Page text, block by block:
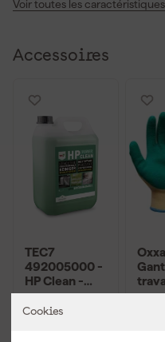
Cookies
Voir toutes les caractéristiques
Accessoires
TEC7
492005000 -
HP Clean -
bidon 5 l
-